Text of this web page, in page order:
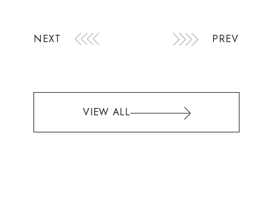
NEXT PREV
VIEW ALL